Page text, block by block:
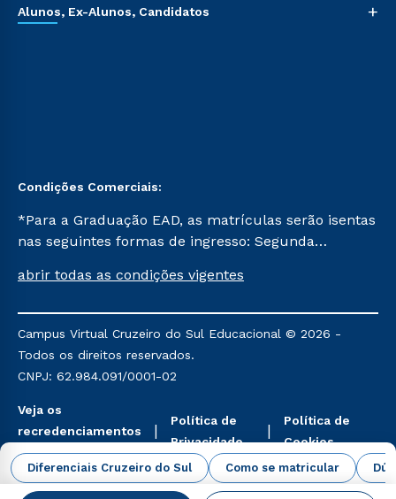
Diferenciais Cruzeiro do Sul Como se matricular
Alunos, Ex-Alunos, Candidatos +
Condições Comerciais:
*Para a Graduação EAD, as matrículas serão isentas
nas seguintes formas de ingresso: Segunda
Já para as demais, a taxa de matrícula será de R$
mencionadas são referentes aos cursos: Ensino
Religioso, Geografia para a Docência e Metodologia
do Ensino de História: Questões Atuais.
abrir todas as condições vigentes
Campus Virtual Cruzeiro do Sul Educacional © 2026 -
Todos os direitos reservados.
CNPJ: 62.984.091/0001-02
Veja os
recredenciamentos
aqui
Política de
Privacidade
Política de
Cookies